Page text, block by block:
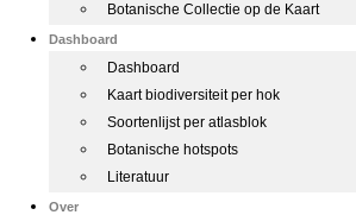
Botanische Collectie op de Kaart
Dashboard
Dashboard
Kaart biodiversiteit per hok
Soortenlijst per atlasblok
Botanische hotspots
Literatuur
Over